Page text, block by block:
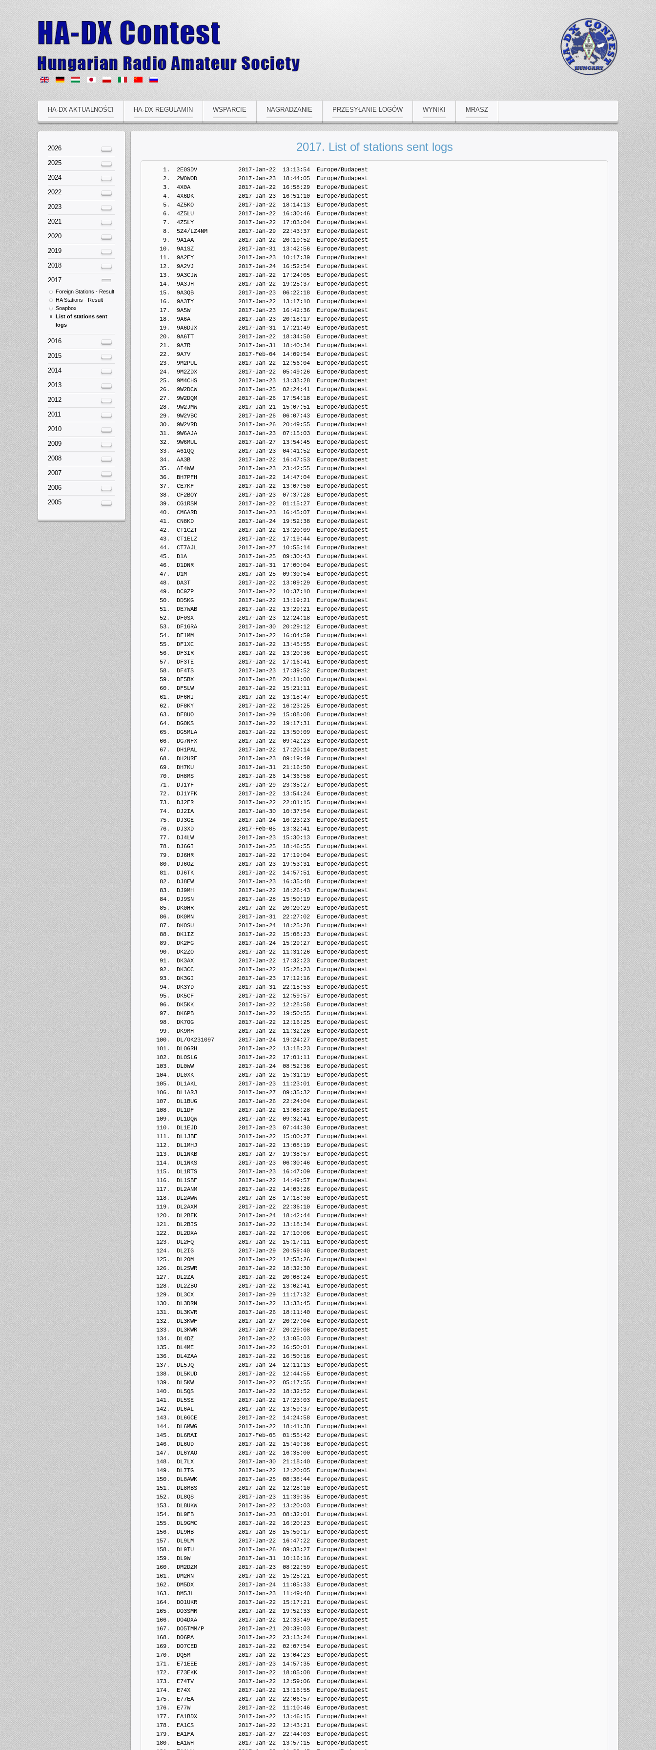
HA-DX AKTUALNOŚCI HA-DX REGULAMIN WSPARCIE NAGRADZANIE PRZESYŁANIE LOGÓW WYNIKI MRASZ
2017. List of stations sent logs
1.  2E0SDV            2017-Jan-22  13:13:54  Europe/Budapest
     2.  2W0WOD            2017-Jan-23  18:44:05  Europe/Budapest
     3.  4X0A              2017-Jan-22  16:58:29  Europe/Budapest
     4.  4X6DK             2017-Jan-23  16:51:10  Europe/Budapest
     5.  4Z5KO             2017-Jan-22  18:14:13  Europe/Budapest
     6.  4Z5LU             2017-Jan-22  16:30:46  Europe/Budapest
     7.  4Z5LY             2017-Jan-22  17:03:04  Europe/Budapest
     8.  5Z4/LZ4NM         2017-Jan-29  22:43:37  Europe/Budapest
     9.  9A1AA             2017-Jan-22  20:19:52  Europe/Budapest
    10.  9A1SZ             2017-Jan-31  13:42:56  Europe/Budapest
    11.  9A2EY             2017-Jan-23  10:17:39  Europe/Budapest
    12.  9A2VJ             2017-Jan-24  16:52:54  Europe/Budapest
    13.  9A3CJW            2017-Jan-22  17:24:05  Europe/Budapest
    14.  9A3JH             2017-Jan-22  19:25:37  Europe/Budapest
    15.  9A3QB             2017-Jan-23  06:22:18  Europe/Budapest
    16.  9A3TY             2017-Jan-22  13:17:10  Europe/Budapest
    17.  9A5W              2017-Jan-23  16:42:36  Europe/Budapest
    18.  9A6A              2017-Jan-23  20:18:17  Europe/Budapest
    19.  9A6DJX            2017-Jan-31  17:21:49  Europe/Budapest
    20.  9A6TT             2017-Jan-22  18:34:50  Europe/Budapest
    21.  9A7R              2017-Jan-31  18:40:34  Europe/Budapest
    22.  9A7V              2017-Feb-04  14:09:54  Europe/Budapest
    23.  9M2PUL            2017-Jan-22  12:56:04  Europe/Budapest
    24.  9M2ZDX            2017-Jan-22  05:49:26  Europe/Budapest
    25.  9M4CHS            2017-Jan-23  13:33:28  Europe/Budapest
    26.  9W2DCW            2017-Jan-25  02:24:41  Europe/Budapest
    27.  9W2DQM            2017-Jan-26  17:54:18  Europe/Budapest
    28.  9W2JMW            2017-Jan-21  15:07:51  Europe/Budapest
    29.  9W2VBC            2017-Jan-26  06:07:43  Europe/Budapest
    30.  9W2VRD            2017-Jan-26  20:49:55  Europe/Budapest
    31.  9W6AJA            2017-Jan-23  07:15:03  Europe/Budapest
    32.  9W6MUL            2017-Jan-27  13:54:45  Europe/Budapest
    33.  A61QQ             2017-Jan-23  04:41:52  Europe/Budapest
    34.  AA3B              2017-Jan-22  16:47:53  Europe/Budapest
    35.  AI4WW             2017-Jan-23  23:42:55  Europe/Budapest
    36.  BH7PFH            2017-Jan-22  14:47:04  Europe/Budapest
    37.  CE7KF             2017-Jan-22  13:07:50  Europe/Budapest
    38.  CF2BOY            2017-Jan-23  07:37:28  Europe/Budapest
    39.  CG1RSM            2017-Jan-22  01:15:27  Europe/Budapest
    40.  CM6ARD            2017-Jan-23  16:45:07  Europe/Budapest
    41.  CN8KD             2017-Jan-24  19:52:38  Europe/Budapest
    42.  CT1CZT            2017-Jan-22  13:20:09  Europe/Budapest
    43.  CT1ELZ            2017-Jan-22  17:19:44  Europe/Budapest
    44.  CT7AJL            2017-Jan-27  10:55:14  Europe/Budapest
    45.  D1A               2017-Jan-25  09:30:43  Europe/Budapest
    46.  D1DNR             2017-Jan-31  17:00:04  Europe/Budapest
    47.  D1M               2017-Jan-25  09:30:54  Europe/Budapest
    48.  DA3T              2017-Jan-22  13:09:29  Europe/Budapest
    49.  DC9ZP             2017-Jan-22  10:37:10  Europe/Budapest
    50.  DD5KG             2017-Jan-22  13:19:21  Europe/Budapest
    51.  DE7WAB            2017-Jan-22  13:29:21  Europe/Budapest
    52.  DF0SX             2017-Jan-23  12:24:18  Europe/Budapest
    53.  DF1GRA            2017-Jan-30  20:29:12  Europe/Budapest
    54.  DF1MM             2017-Jan-22  16:04:59  Europe/Budapest
    55.  DF1XC             2017-Jan-22  13:45:55  Europe/Budapest
    56.  DF3IR             2017-Jan-22  13:20:36  Europe/Budapest
    57.  DF3TE             2017-Jan-22  17:16:41  Europe/Budapest
    58.  DF4TS             2017-Jan-23  17:39:52  Europe/Budapest
    59.  DF5BX             2017-Jan-28  20:11:00  Europe/Budapest
    60.  DF5LW             2017-Jan-22  15:21:11  Europe/Budapest
    61.  DF6RI             2017-Jan-22  13:18:47  Europe/Budapest
    62.  DF8KY             2017-Jan-22  16:23:25  Europe/Budapest
    63.  DF8UO             2017-Jan-29  15:08:08  Europe/Budapest
    64.  DG0KS             2017-Jan-22  19:17:31  Europe/Budapest
    65.  DG5MLA            2017-Jan-22  13:50:09  Europe/Budapest
    66.  DG7NFX            2017-Jan-22  09:42:23  Europe/Budapest
    67.  DH1PAL            2017-Jan-22  17:20:14  Europe/Budapest
    68.  DH2URF            2017-Jan-23  09:19:49  Europe/Budapest
    69.  DH7KU             2017-Jan-31  21:16:50  Europe/Budapest
    70.  DH8MS             2017-Jan-26  14:36:58  Europe/Budapest
    71.  DJ1YF             2017-Jan-29  23:35:27  Europe/Budapest
    72.  DJ1YFK            2017-Jan-22  13:54:24  Europe/Budapest
    73.  DJ2FR             2017-Jan-22  22:01:15  Europe/Budapest
    74.  DJ2IA             2017-Jan-30  10:37:54  Europe/Budapest
    75.  DJ3GE             2017-Jan-24  10:23:23  Europe/Budapest
    76.  DJ3XD             2017-Feb-05  13:32:41  Europe/Budapest
    77.  DJ4LW             2017-Jan-23  15:30:13  Europe/Budapest
    78.  DJ6GI             2017-Jan-25  18:46:55  Europe/Budapest
    79.  DJ6HR             2017-Jan-22  17:19:04  Europe/Budapest
    80.  DJ6OZ             2017-Jan-23  19:53:31  Europe/Budapest
    81.  DJ6TK             2017-Jan-22  14:57:51  Europe/Budapest
    82.  DJ8EW             2017-Jan-23  16:35:48  Europe/Budapest
    83.  DJ9MH             2017-Jan-22  18:26:43  Europe/Budapest
    84.  DJ9SN             2017-Jan-28  15:50:19  Europe/Budapest
    85.  DK0HR             2017-Jan-22  20:20:29  Europe/Budapest
    86.  DK0MN             2017-Jan-31  22:27:02  Europe/Budapest
    87.  DK0SU             2017-Jan-24  18:25:28  Europe/Budapest
    88.  DK1IZ             2017-Jan-22  15:08:23  Europe/Budapest
    89.  DK2FG             2017-Jan-24  15:29:27  Europe/Budapest
    90.  DK2ZO             2017-Jan-22  11:31:26  Europe/Budapest
    91.  DK3AX             2017-Jan-22  17:32:23  Europe/Budapest
    92.  DK3CC             2017-Jan-22  15:28:23  Europe/Budapest
    93.  DK3GI             2017-Jan-23  17:12:16  Europe/Budapest
    94.  DK3YD             2017-Jan-31  22:15:53  Europe/Budapest
    95.  DK5CF             2017-Jan-22  12:59:57  Europe/Budapest
    96.  DK5KK             2017-Jan-22  12:28:58  Europe/Budapest
    97.  DK6PB             2017-Jan-22  19:50:55  Europe/Budapest
    98.  DK7OG             2017-Jan-22  12:16:25  Europe/Budapest
    99.  DK9MH             2017-Jan-22  11:32:26  Europe/Budapest
   100.  DL/OK231097       2017-Jan-24  19:24:27  Europe/Budapest
   101.  DL0GRH            2017-Jan-22  13:18:23  Europe/Budapest
   102.  DL0SLG            2017-Jan-22  17:01:11  Europe/Budapest
   103.  DL0WW             2017-Jan-24  08:52:36  Europe/Budapest
   104.  DL0XK             2017-Jan-22  15:31:19  Europe/Budapest
   105.  DL1AKL            2017-Jan-23  11:23:01  Europe/Budapest
   106.  DL1ARJ            2017-Jan-27  09:35:32  Europe/Budapest
   107.  DL1BUG            2017-Jan-26  22:24:04  Europe/Budapest
   108.  DL1DF             2017-Jan-22  13:08:28  Europe/Budapest
   109.  DL1DQW            2017-Jan-22  09:32:41  Europe/Budapest
   110.  DL1EJD            2017-Jan-23  07:44:30  Europe/Budapest
   111.  DL1JBE            2017-Jan-22  15:00:27  Europe/Budapest
   112.  DL1MHJ            2017-Jan-22  13:08:19  Europe/Budapest
   113.  DL1NKB            2017-Jan-27  19:38:57  Europe/Budapest
   114.  DL1NKS            2017-Jan-23  06:30:46  Europe/Budapest
   115.  DL1RTS            2017-Jan-23  16:47:09  Europe/Budapest
   116.  DL1SBF            2017-Jan-22  14:49:57  Europe/Budapest
   117.  DL2ANM            2017-Jan-22  14:03:26  Europe/Budapest
   118.  DL2AWW            2017-Jan-28  17:18:30  Europe/Budapest
   119.  DL2AXM            2017-Jan-22  22:36:10  Europe/Budapest
   120.  DL2BFK            2017-Jan-24  18:42:44  Europe/Budapest
   121.  DL2BIS            2017-Jan-22  13:18:34  Europe/Budapest
   122.  DL2DXA            2017-Jan-22  17:10:06  Europe/Budapest
   123.  DL2FQ             2017-Jan-22  15:17:11  Europe/Budapest
   124.  DL2IG             2017-Jan-29  20:59:40  Europe/Budapest
   125.  DL2OM             2017-Jan-22  12:53:26  Europe/Budapest
   126.  DL2SWR            2017-Jan-22  18:32:30  Europe/Budapest
   127.  DL2ZA             2017-Jan-22  20:08:24  Europe/Budapest
   128.  DL2ZBO            2017-Jan-22  13:02:41  Europe/Budapest
   129.  DL3CX             2017-Jan-29  11:17:32  Europe/Budapest
   130.  DL3DRN            2017-Jan-22  13:33:45  Europe/Budapest
   131.  DL3KVR            2017-Jan-26  18:11:40  Europe/Budapest
   132.  DL3KWF            2017-Jan-27  20:27:04  Europe/Budapest
   133.  DL3KWR            2017-Jan-27  20:29:08  Europe/Budapest
   134.  DL4DZ             2017-Jan-22  13:05:03  Europe/Budapest
   135.  DL4ME             2017-Jan-22  16:50:01  Europe/Budapest
   136.  DL4ZAA            2017-Jan-22  16:50:16  Europe/Budapest
   137.  DL5JQ             2017-Jan-24  12:11:13  Europe/Budapest
   138.  DL5KUD            2017-Jan-22  12:44:55  Europe/Budapest
   139.  DL5KW             2017-Jan-22  05:17:55  Europe/Budapest
   140.  DL5QS             2017-Jan-22  18:32:52  Europe/Budapest
   141.  DL5SE             2017-Jan-22  17:23:03  Europe/Budapest
   142.  DL6AL             2017-Jan-22  13:59:37  Europe/Budapest
   143.  DL6GCE            2017-Jan-22  14:24:58  Europe/Budapest
   144.  DL6MWG            2017-Jan-22  18:41:38  Europe/Budapest
   145.  DL6RAI            2017-Feb-05  01:55:42  Europe/Budapest
   146.  DL6UD             2017-Jan-22  15:49:36  Europe/Budapest
   147.  DL6YAO            2017-Jan-22  16:35:00  Europe/Budapest
   148.  DL7LX             2017-Jan-30  21:18:40  Europe/Budapest
   149.  DL7TG             2017-Jan-22  12:20:05  Europe/Budapest
   150.  DL8AWK            2017-Jan-25  08:38:44  Europe/Budapest
   151.  DL8MBS            2017-Jan-22  12:28:10  Europe/Budapest
   152.  DL8QS             2017-Ja
2026
2025
2024
2022
2023
2021
2020
2019
2018
2017
Foreign Stations - Result
HA Stations - Result
Soapbox
List of stations sent
logs
2016
2015
2014
2013
2012
2011
2010
2009
2008
2007
2006
2005